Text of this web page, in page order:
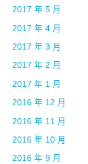
2017 年 5 月
2017 年 4 月
2017 年 3 月
2017 年 2 月
2017 年 1 月
2016 年 12 月
2016 年 11 月
2016 年 10 月
2016 年 9 月